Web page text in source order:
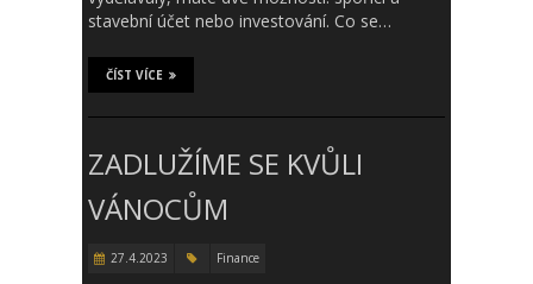
stavební účet nebo investování. Co se…
ČÍST VÍCE
ZADLUŽÍME SE KVŮLI
VÁNOCŮM
27.4.2023 Finance